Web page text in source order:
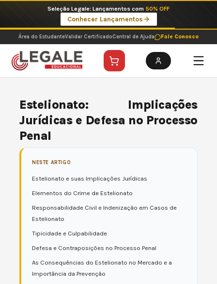
o
conteúdo
Seleção Legale: Lançamentos com 50% OFF
Conhecer Lançamentos
Área do EstudanteValidar CertificadoCentral de Ajuda Fale Conosco
Estelionato: Implicações
Jurídicas e Defesa no Processo
Penal
NESTE ARTIGO
Estelionato e suas Implicações Jurídicas
Elementos do Crime de Estelionato
Responsabilidade Civil e Indenização em Casos de
Estelionato
Tipicidade e Culpabilidade
Defesa e Contraposições no Processo Penal
As Consequências do Estelionato no Mercado e a
Importância da Prevenção